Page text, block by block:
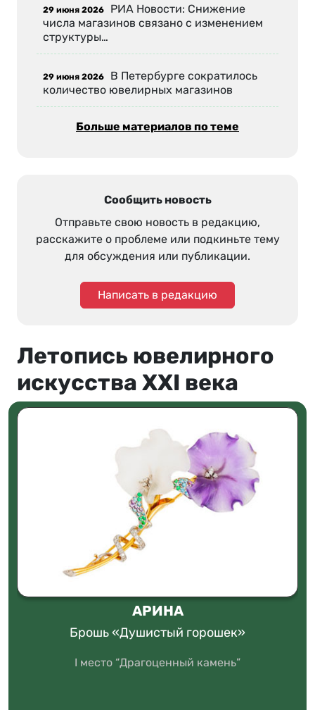
29 июня 2026 РИА Новости: Снижение
числа магазинов связано с изменением
структуры…
29 июня 2026 В Петербурге сократилось
количество ювелирных магазинов
Больше материалов по теме
Сообщить новость
Отправьте свою новость в редакцию,
расскажите о проблеме или подкиньте тему
для обсуждения или публикации.
Написать в редакцию
Летопись ювелирного
искусства XXI века
АРИНА
Брошь «Душистый горошек»
I место “Драгоценный камень”